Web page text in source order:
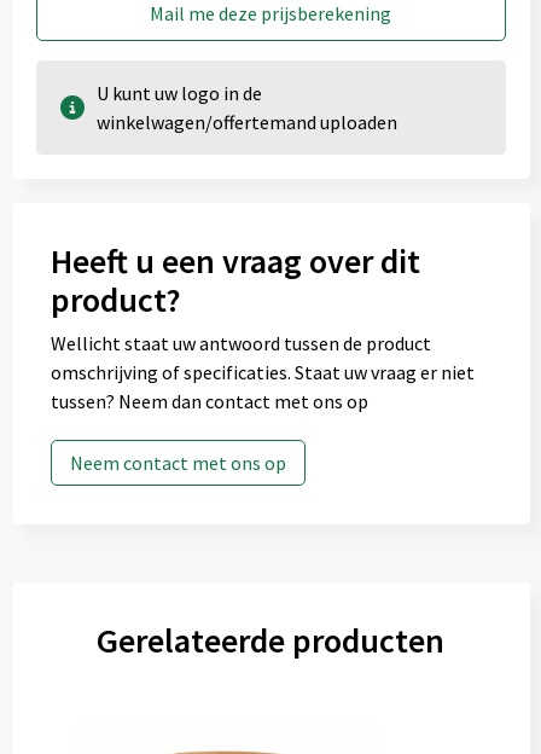
1
3
4
Graveren
Mail me deze prijsberekening
U kunt uw logo in de
winkelwagen/offertemand uploaden
Heeft u een vraag over dit
product?
Wellicht staat uw antwoord tussen de product
omschrijving of specificaties. Staat uw vraag er niet
tussen? Neem dan contact met ons op
Neem contact met ons op
Gerelateerde producten